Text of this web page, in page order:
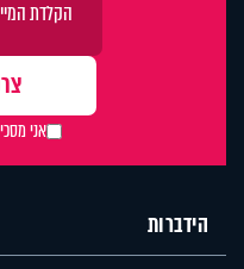
אני
הידברות